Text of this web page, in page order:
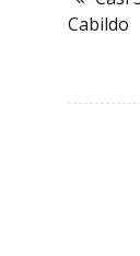
Cabildo